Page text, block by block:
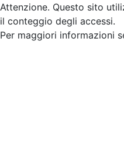
Attenzione. Questo sito
il conteggio degli accessi.
Per maggiori informazioni